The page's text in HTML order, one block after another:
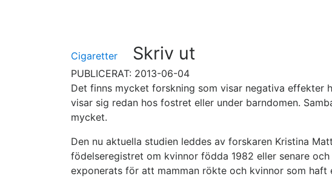
Cigaretter Skriv ut
PUBLICERAT: 2013-06-04
Det finns mycket forskning som visar negativa effekter
visar sig redan hos fostret eller under barndomen.
mycket.
Den nu aktuella studien leddes av forskaren Kristina
födelseregistret om kvinnor födda 1982 eller senare
exponerats för att mamman rökte och kvinnor som